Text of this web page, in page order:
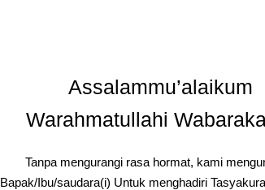
Assalammu’alaikum
Warahmatullahi
Tanpa mengurangi rasa hormat, kami mengundang
Bapak/Ibu/saudara(i) Untuk menghadiri